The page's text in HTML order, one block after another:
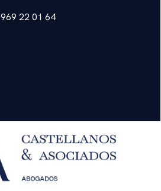
969 22 01 64